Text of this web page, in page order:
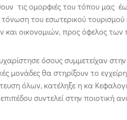
τις ομορφιές του τόπου μας
τόνωση του εσωτερικού
και οικονομιών, προς όφελος
όσους συμμετείχαν
μονάδες θα στηρίξουν το
όλων, κατέληξε η κα
συντελεί στην ποιοτική